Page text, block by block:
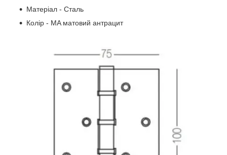
Матеріал - Сталь
Колір - MA матовий антрацит